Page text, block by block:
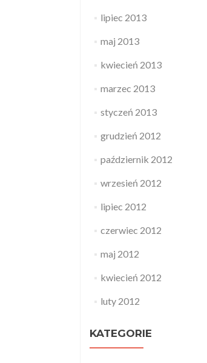
lipiec 2013
maj 2013
kwiecień 2013
marzec 2013
styczeń 2013
grudzień 2012
październik 2012
wrzesień 2012
lipiec 2012
czerwiec 2012
maj 2012
kwiecień 2012
luty 2012
KATEGORIE